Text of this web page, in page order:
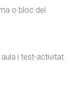
o bloc del
aula i test-activitat